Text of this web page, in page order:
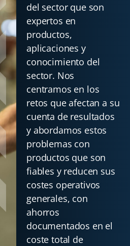
del sector que son
expertos en
productos,
aplicaciones y
conocimiento del
sector. Nos
centramos en los
retos que afectan a su
cuenta de resultados
y abordamos estos
problemas con
productos que son
fiables y reducen sus
costes operativos
generales, con
ahorros
documentados en el
coste total de